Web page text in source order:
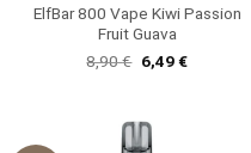
ElfBar 800 Vape Kiwi Passion
Fruit Guava
8,90€ Ursprünglicher
Preis
6,49€Aktueller